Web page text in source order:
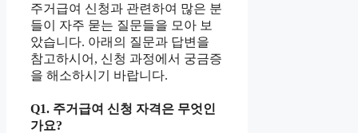
주거급여 신청과 관련하여 많은 분
들이 자주 묻는 질문들을 모아 보
았습니다. 아래의 질문과 답변을
참고하시어, 신청 과정에서 궁금증
을 해소하시기 바랍니다.
Q1. 주거급여 신청 자격은 무엇인
가요?